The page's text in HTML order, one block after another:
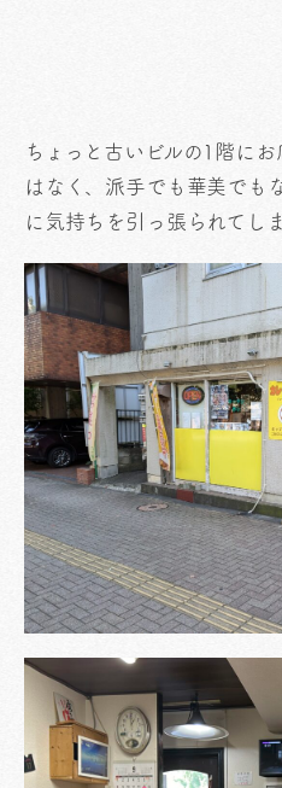
ちょっと古いビルの1階にお
はなく、派手でも華美でも
に気持ちを引っ張られてしま